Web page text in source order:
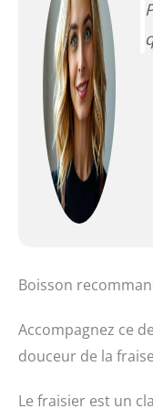
Boisson
Accompagnez ce
douceur de la
Le fraisier est un